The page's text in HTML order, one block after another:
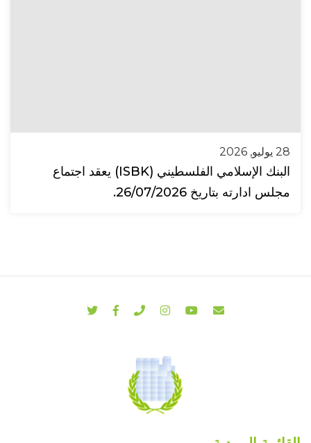
28 يوليو, 2026
البنك الإسلامي الفلسطيني (ISBK) يعقد اجتماع
مجلس ادارته بتاريخ 26/07/2026.